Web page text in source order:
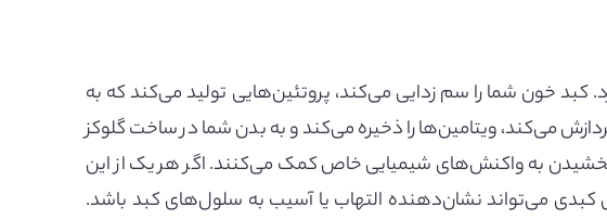
خون شما را سم زدایی می‌کند، پروتئین‌هایی تولید می‌کند که به
می‌کند، ویتامین‌ها را ذخیره می‌کند و به بدن شما در ساخت گلوکز
به واکنش‌های شیمیایی خاص کمک می‌کنند. اگر هر یک از این
می‌تواند نشان‌دهنده التهاب یا آسیب به سلول‌های کبد باشد.